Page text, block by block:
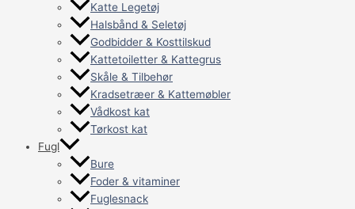
Katte Legetøj
Halsbånd & Seletøj
Godbidder & Kosttilskud
Kattetoiletter & Kattegrus
Skåle & Tilbehør
Kradsetræer & Kattemøbler
Vådkost kat
Tørkost kat
Fugl
Bure
Foder & vitaminer
Fuglesnack